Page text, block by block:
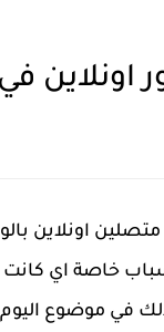
متصلين اونلاين
خاصة اي
ولذلك في موضوع